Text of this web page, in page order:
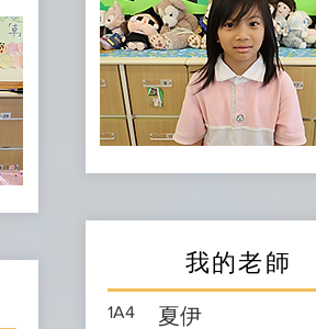
我的老師
1A4 夏伊